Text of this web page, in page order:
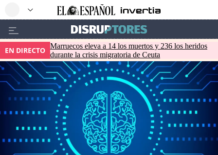
EN DIRECTO Marruecos eleva a 14 los muertos y 236 los heridos
durante la crisis migratoria de Ceuta